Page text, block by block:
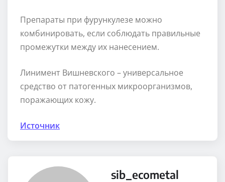
Препараты при фурункулезе можно
комбинировать, если соблюдать правильные
промежутки между их нанесением.
Линимент Вишневского – универсальное
средство от патогенных микроорганизмов,
поражающих кожу.
Источник
sib_ecometal